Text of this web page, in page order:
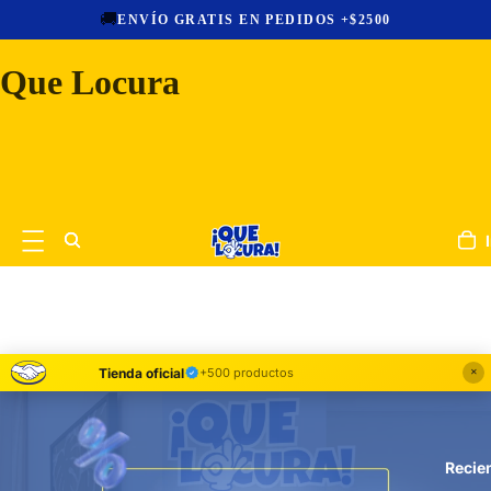
💳HASTA 12 CUOTAS SIN INTERÉS
Que Locura
Tienda oficial +500 productos ✕